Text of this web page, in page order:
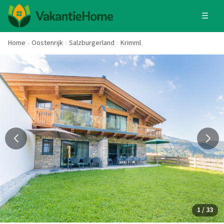
☰
Home Oostenrijk Salzburgerland Krimml
1 / 33